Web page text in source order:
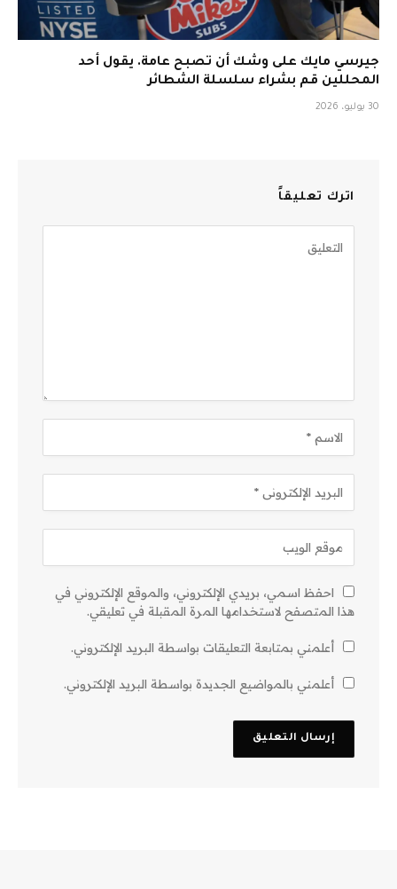
جيرسي مايك على وشك أن تصبح عامة. يقول أحد
المحللين قم بشراء سلسلة الشطائر
30 يوليو، 2026
اترك تعليقاً
احفظ اسمي، بريدي الإلكتروني، والموقع الإلكتروني في
هذا المتصفح لاستخدامها المرة المقبلة في تعليقي.
أعلمني بمتابعة التعليقات بواسطة البريد الإلكتروني.
أعلمني بالمواضيع الجديدة بواسطة البريد الإلكتروني.